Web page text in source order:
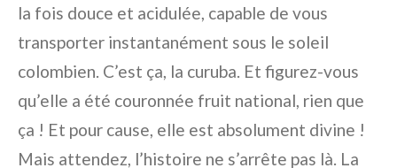
la fois douce et acidulée, capable de vous
transporter instantanément sous le soleil
colombien. C’est ça, la curuba. Et figurez-vous
qu’elle a été couronnée fruit national, rien que
ça ! Et pour cause, elle est absolument divine !
Mais attendez, l’histoire ne s’arrête pas là. La